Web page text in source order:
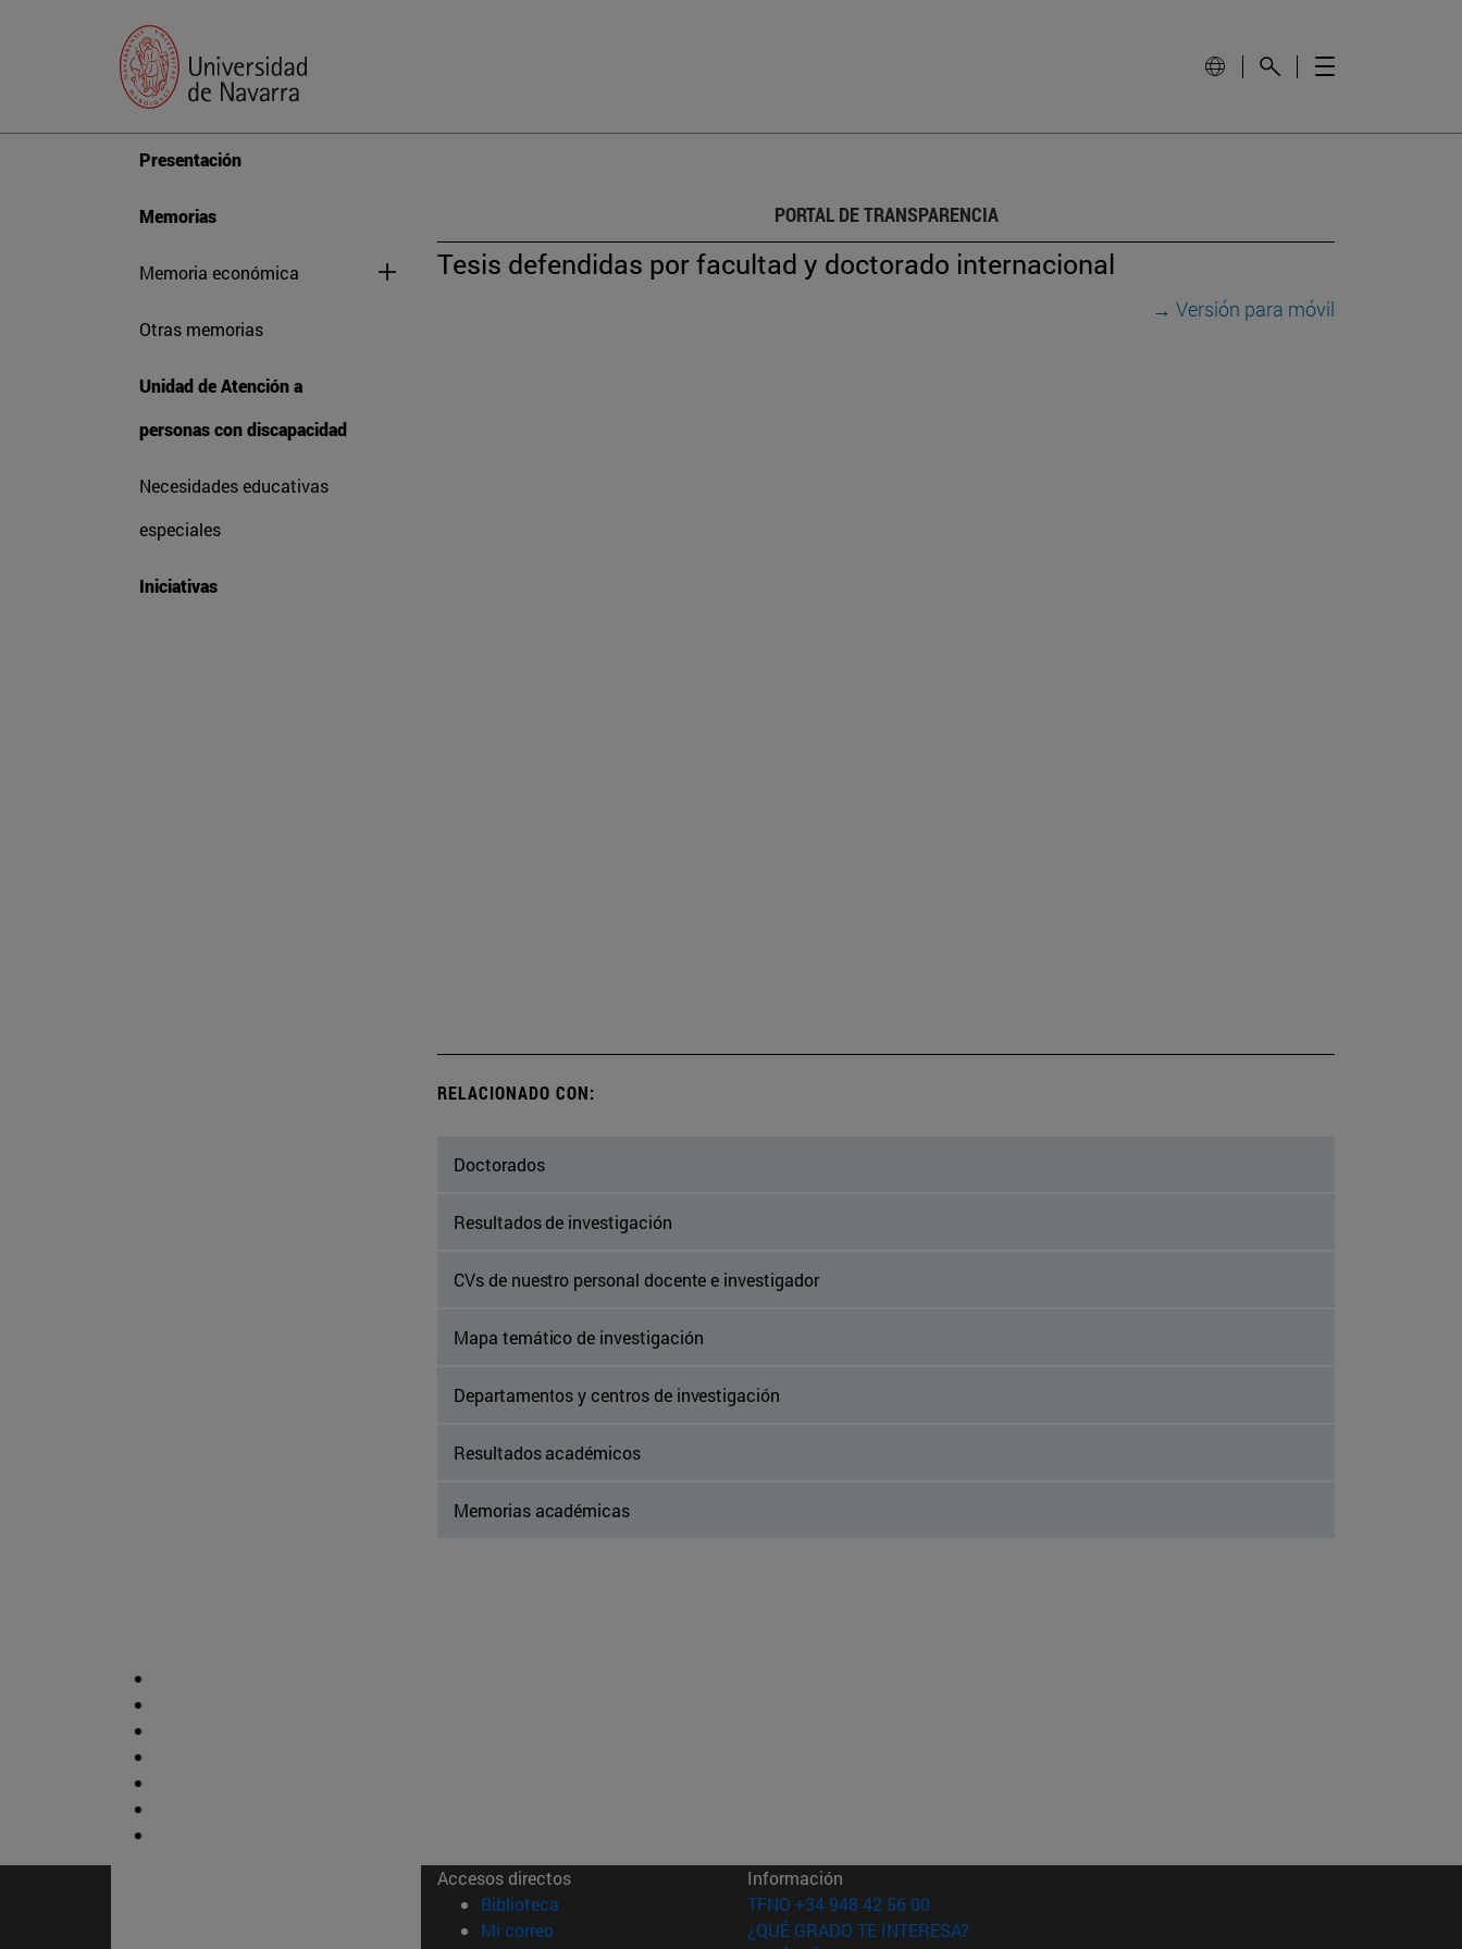
Presentación
Memorias
Memoria económica
Otras memorias
Unidad de Atención a
personas con discapacidad
Necesidades educativas
especiales
Iniciativas
PORTAL DE TRANSPARENCIA
Tesis defendidas por facultad y doctorado internacional
→ Versión para móvil
RELACIONADO CON:
Doctorados
Resultados de investigación
CVs de nuestro personal docente e investigador
Mapa temático de investigación
Departamentos y centros de investigación
Resultados académicos
Memorias académicas
Accesos directos
Biblioteca (abre en nueva ventana)
Mi correo(abre en nueva ventana)
Información
TFNO +34 948 42 56 00
¿QUÉ GRADO TE INTERESA?